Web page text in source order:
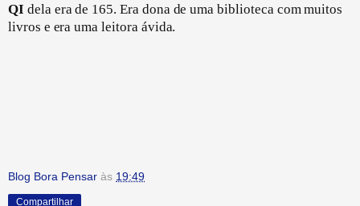
QI dela era de 165. Era dona de uma biblioteca com muitos
livros e era uma leitora ávida.
Blog Bora Pensar às 19:49
Compartilhar